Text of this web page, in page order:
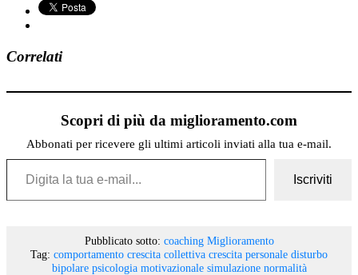
Correlati
Scopri di più da miglioramento.com
Abbonati per ricevere gli ultimi articoli inviati alla tua e-mail.
Digita la tua e-mail...
Iscriviti
Pubblicato sotto: coaching Miglioramento
Tag: comportamento crescita collettiva crescita personale disturbo
bipolare psicologia motivazionale simulazione normalità